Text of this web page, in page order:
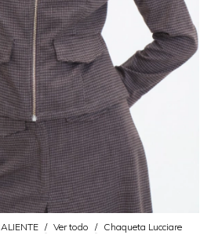
/ Ver todo / Chaqueta Lucciare